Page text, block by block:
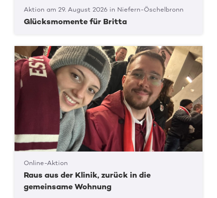
Aktion am 29. August 2026 in Niefern-Öschelbronn
Glücksmomente für Britta
Online-Aktion
Raus aus der Klinik, zurück in die
gemeinsame Wohnung